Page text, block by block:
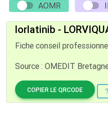
AOMR
lorlatinib -
Fiche conseil
Source : OMEDIT
COPIER LE QRCODE